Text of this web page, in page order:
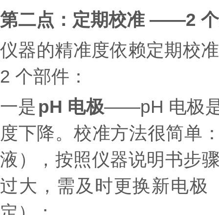
第二点：定期校准 ——2
仪器的精准度依赖定期校
2 个部件：
一是 pH 电极——pH 电极是
度下降。校准方法很简单
液），按照仪器说明书步
过大，需及时更换新电极